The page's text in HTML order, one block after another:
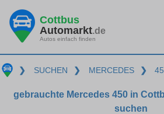
Cottbus
Automarkt.de
Autos einfach finden
❯ SUCHEN ❯ MERCEDES ❯
gebrauchte Mercedes 450 in
suchen